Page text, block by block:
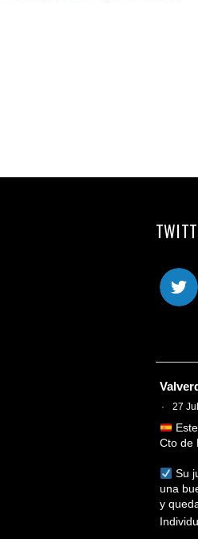
·
27 Jul
Cto de
Su
una
y